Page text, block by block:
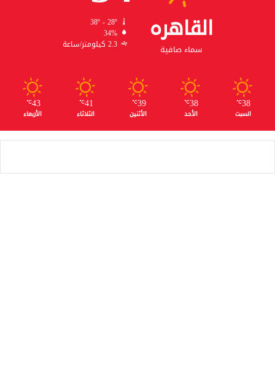
القاهره
سماء صافية
38º - 28º
34%
2.3 كيلومتر/ساعة
38
℃
السبت
38
℃
الأحد
39
℃
الأثنين
41
℃
الثلاثاء
43
℃
الأربعاء